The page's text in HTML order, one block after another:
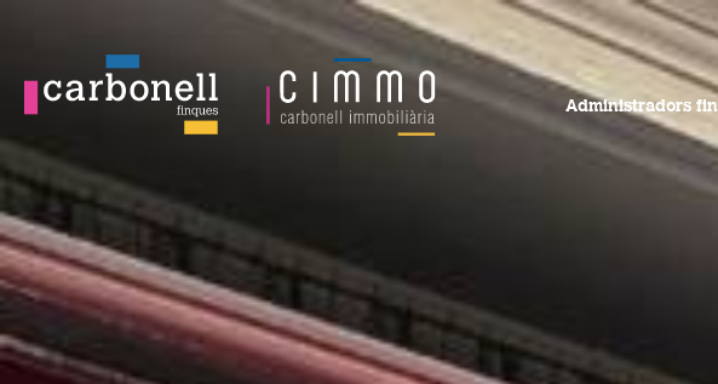
Administradors
Local a lloguer L'Antiga Esquerra de l'Eixample (Barcelona